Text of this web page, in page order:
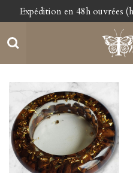
Passer
au
contenu
principal
Expédition en 48h ouvrées